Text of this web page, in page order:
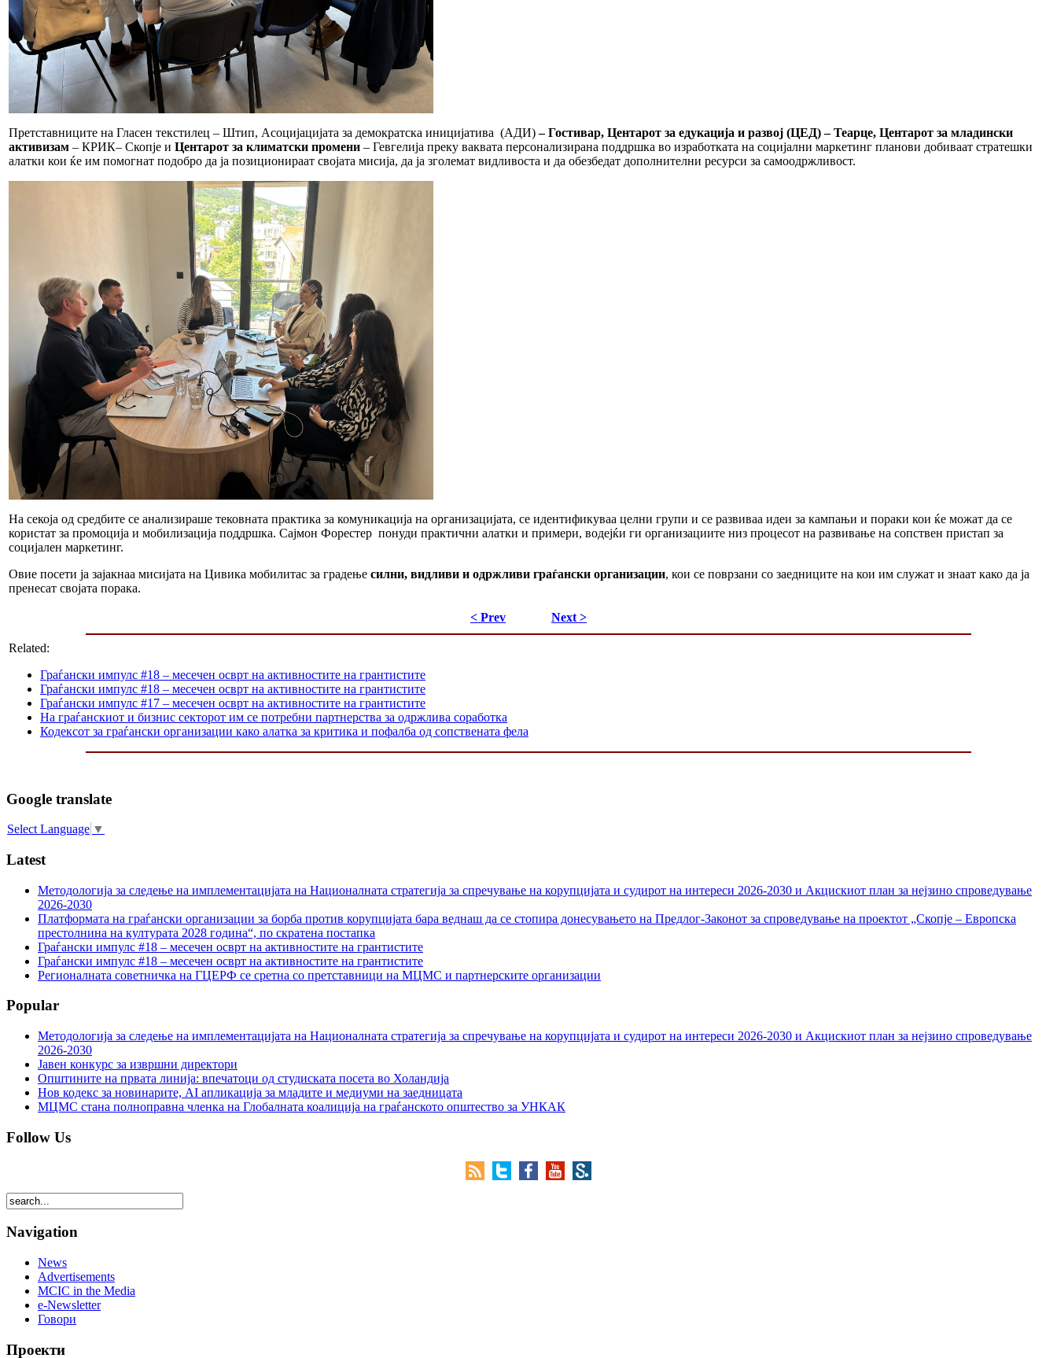
Претставниците на Гласен текстилец – Штип, Асоцијацијата за демократска иницијатива (АДИ)– Гостивар, Центарот за едукација и развој (ЦЕД)– Теарце, Центарот за младински
активизам – КРИК– Скопје и Центарот за климатски промени – Гевгелија преку ваквата персонализирана поддршка во изработката на социјални маркетинг планови добиваат стратешки
алатки кои ќе им помогнат подобро да ја позиционираат својата мисија, да ја зголемат видливоста и да обезбедат дополнителни ресурси за самоодржливост.
На секоја од средбите се анализираше тековната практика за комуникација на организацијата, се идентификуваа целни групи и се развиваа идеи за кампањи и пораки кои ќе можат да се
користат за промоција и мобилизација поддршка. Сајмон Форестер понуди практични алатки и примери, водејќи ги организациите низ процесот на развивање на сопствен пристап за
социјален маркетинг.
Овие посети ја зајакнаа мисијата на Цивика мобилитас за градење силни, видливи и одржливи граѓански организации, кои се поврзани со заедниците на кои им служат и знаат како да ја
пренесат својата порака.
< Prev Next >
Related:
Граѓански импулс #18 – месечен осврт на активностите на грантистите
Граѓански импулс #18 – месечен осврт на активностите на грантистите
Граѓански импулс #17 – месечен осврт на активностите на грантистите
На граѓанскиот и бизнис секторот им се потребни партнерства за одржлива соработка
Кодексот за граѓански организации како алатка за критика и пофалба од сопствената фела
Google translate
Select Language ▼
Latest
Методологија за следење на имплементацијата на Националната стратегија за спречување на корупцијата и судирот на интереси 2026-2030 и Акцискиот план за нејзино спроведување
2026-2030
Платформата на граѓански организации за борба против корупцијата бара веднаш да се стопира донесувањето на Предлог-Законот за спроведување на проектот „Скопје – Европска
престолнина на културата 2028 година“, по скратена постапка
Граѓански импулс #18 – месечен осврт на активностите на грантистите
Граѓански импулс #18 – месечен осврт на активностите на грантистите
Регионалната советничка на ГЦЕРФ се сретна со претставници на МЦМС и партнерските организации
Popular
Методологија за следење на имплементацијата на Националната стратегија за спречување на корупцијата и судирот на интереси 2026-2030 и Акцискиот план за нејзино спроведување
2026-2030
Јавен конкурс за извршни директори
Општините на првата линија: впечатоци од студиската посета во Холандија
Нов кодекс за новинарите, AI апликација за младите и медиуми на заедницата
МЦМС стана полноправна членка на Глобалната коалиција на граѓанското општество за УНКАК
Follow Us
Navigation
News
Advertisements
MCIC in the Media
e-Newsletter
Говори
Проекти